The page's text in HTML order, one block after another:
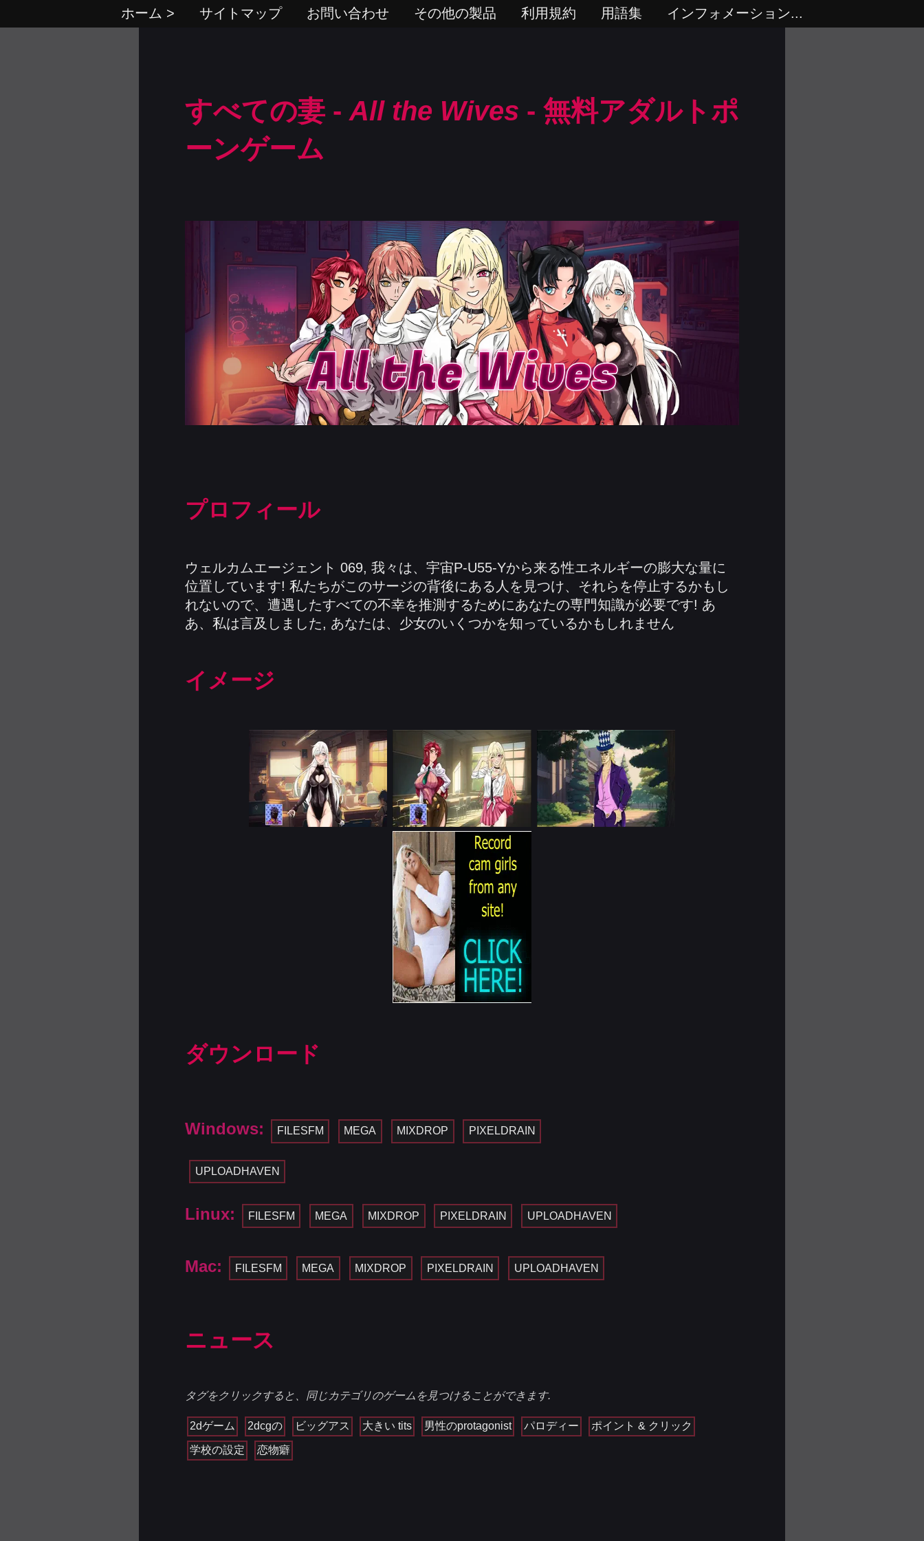
ホーム > サイトマップ お問い合わせ その他の製品 利用規約 用語集 インフォメーション...
すべての妻 - All the Wives - 無料アダルトポ
ーンゲーム
プロフィール
ウェルカムエージェント 069, 我々は、宇宙P-U55-Yから来る性エネルギーの膨大な量に
位置しています! 私たちがこのサージの背後にある人を見つけ、それらを停止するかもし
れないので、遭遇したすべての不幸を推測するためにあなたの専門知識が必要です! あ
あ、私は言及しました, あなたは、少女のいくつかを知っているかもしれません
イメージ
ダウンロード
Windows: FILESFM MEGA MIXDROP PIXELDRAIN
UPLOADHAVEN
Linux: FILESFM MEGA MIXDROP PIXELDRAIN UPLOADHAVEN
Mac: FILESFM MEGA MIXDROP PIXELDRAIN UPLOADHAVEN
ニュース
タグをクリックすると、同じカテゴリのゲームを見つけることができます.
2dゲーム 2dcgの ビッグアス 大きい tits 男性のprotagonist パロディー ポイント & クリック
学校の設定 恋物癖